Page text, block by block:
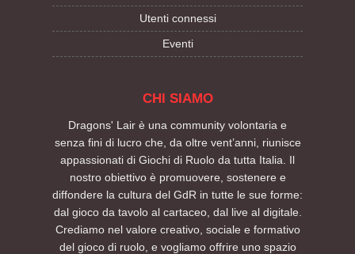
Utenti connessi
Eventi
CHI SIAMO
Dragons' Lair è una community volontaria e
senza fini di lucro che, da oltre vent’anni, riunisce
appassionati di Giochi di Ruolo da tutta Italia. Il
nostro obiettivo è promuovere, sostenere e
diffondere la cultura del GdR in tutte le sue forme:
dal gioco da tavolo al cartaceo, dal live al digitale.
Crediamo nel valore creativo, sociale e formativo
del gioco di ruolo, e vogliamo offrire uno spazio